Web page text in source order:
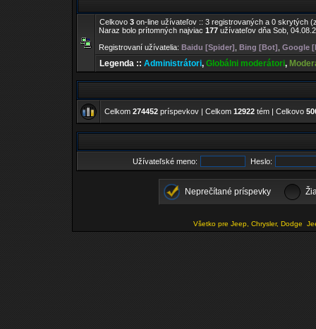
Celkovo 3 on-line užívateľov :: 3 registrovaných a 0 skrytých
Naraz bolo prítomných najviac 177 užívateľov dňa Sob,
Registrovaní užívatelia: Baidu [Spider] Bing [Bot] Google
Legenda :: Administrátori, Globálni moderátori,
Celkom 274452 príspevkov | Celkom 12922 tém | Celkovo
Užívateľské meno: Heslo:
Neprečítané príspevky
Všetko pre Jeep, Chrysler, Dodge